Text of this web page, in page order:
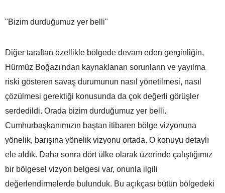
"Bizim durduğumuz yer belli"
Diğer taraftan özellikle bölgede devam eden gerginliğin,
Hürmüz Boğazı'ndan kaynaklanan sorunların ve yayılma
riski gösteren savaş durumunun nasıl yönetilmesi, nasıl
çözülmesi gerektiği konusunda da çok değerli görüşler
serdedildi. Orada bizim durduğumuz yer belli.
Cumhurbaşkanımızın baştan itibaren bölge vizyonuna
yönelik, barışına yönelik vizyonu ortada. O konuyu detaylı
ele aldık. Daha sonra dört ülke olarak üzerinde çalıştığımız
bir bölgesel vizyon belgesi var, onunla ilgili
değerlendirmelerde bulunduk. Bu açıkçası bütün bölgedeki